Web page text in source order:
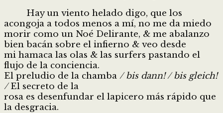
Hay un viento helado digo, que los
acongoja a todos menos a mí, no me da miedo
morir como un Noé Delirante, & me abalanzo
bien bacán sobre el infierno & veo desde
mi hamaca las olas & las surfers pastando el
flujo de la conciencia.
El preludio de la chamba / bis dann! / bis gleich!
/El secreto de la
rosa es desenfundar el lapicero más rápido que
la desgracia.